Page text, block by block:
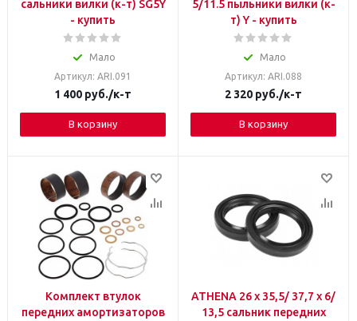
cальники вилки (к-т) SG5Y
- купить
Мало
Артикул: ARI.091
1 400 руб./к-т
В корзину
5/11.5 пыльники вилки (к-
т) Y - купить
Мало
Артикул: ARI.088
2 320 руб./к-т
В корзину
Комплект втулок
передних амортизаторов
ATHENA 26 x 35,5/ 37,7 x 6/
13,5 cальник передних